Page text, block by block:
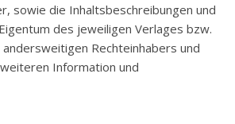
sowie die Inhaltsbeschreibungen und
des jeweiligen Verlages bzw.
Rechteinhabers und
Information und